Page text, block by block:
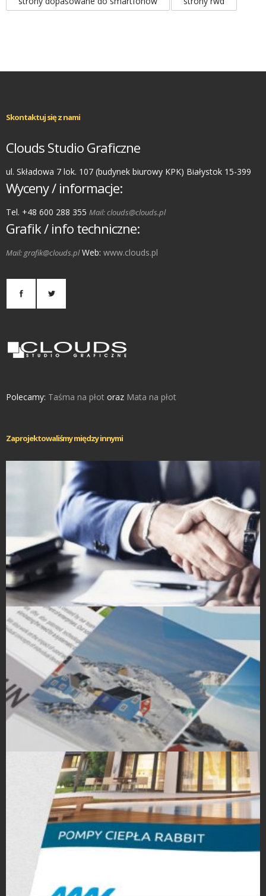
Skontaktuj się z nami
Clouds Studio Graficzne
ul. Składowa 7 lok. 107 (budynek biurowy KPK) Białystok 15-399
Wyceny / informacje:
Tel. +48 600 288 355 Mail: clouds@clouds.pl
Grafik / info techniczne:
Mail: grafik@clouds.plWeb: www.clouds.pl
Polecamy: Taśma na płot oraz Mata na płot
Zaprojektowaliśmy między innymi
Strony Internetowe
Projekty Folderów